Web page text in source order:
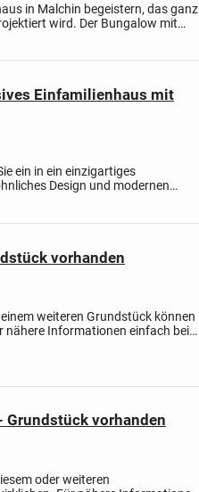
in Malchin begeistern, das ganz
wird. Der Bungalow mit
Einfamilienhaus mit
ein in ein einzigartiges
Design und modernen
1902...
vorhanden
weiteren Grundstück können
nähere Informationen einfach bei
vorhanden
oder weiteren